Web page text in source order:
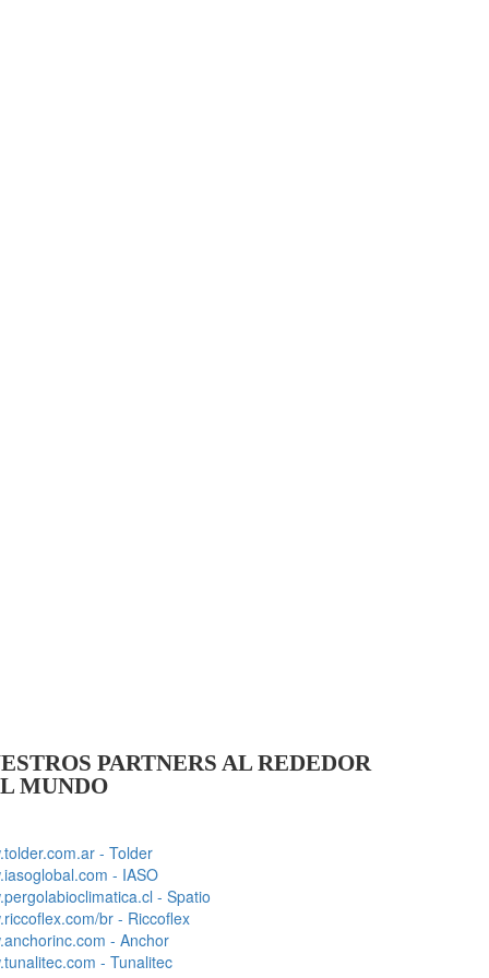
PARTNERS AL REDEDOR
MUNDO
- Tolder
- IASO
- Spatio
br - Riccoflex
- Anchor
- Tunalitec